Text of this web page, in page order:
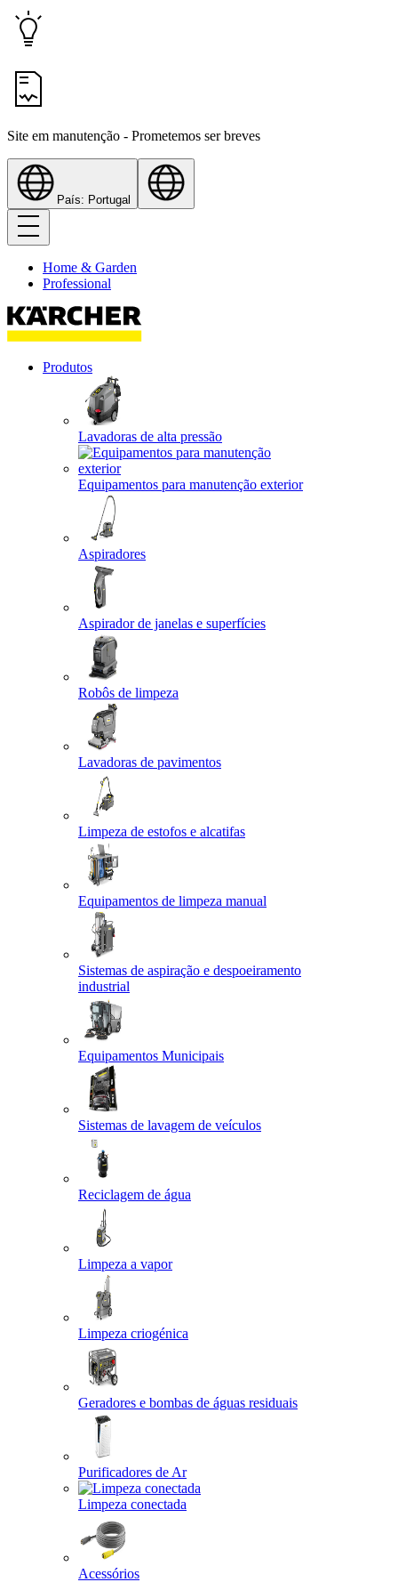
Site em manutenção - Prometemos ser breves
País: Portugal
Home & Garden
Professional
Produtos
Lavadoras de alta pressão
Equipamentos para manutenção exterior
Aspiradores
Aspirador de janelas e superfícies
Robôs de limpeza
Lavadoras de pavimentos
Limpeza de estofos e alcatifas
Equipamentos de limpeza manual
Sistemas de aspiração e despoeiramento
industrial
Equipamentos Municipais
Sistemas de lavagem de veículos
Reciclagem de água
Limpeza a vapor
Limpeza criogénica
Geradores e bombas de águas residuais
Purificadores de Ar
Limpeza conectada
Acessórios